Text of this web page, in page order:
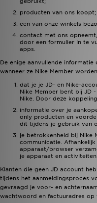
producten van ons koopt;
een van onze winkels
contact met ons
door een formulier in te
apps.
De enige aanvullende
wanneer ze Nike Member
dat je je JD- en Nike-
Nike Member bent bij JD
Nike. Door deze
informatie over je
only producten en
dit tijdens je gebruik van
je betrokkenheid bij Nike
communicatie.
apparaat/browser
je apparaat en activiteiten.
Klanten die geen JD account
tijdens het aanmeldingsproces
gevraagd je voor- en
wachtwoord en factuuradres op